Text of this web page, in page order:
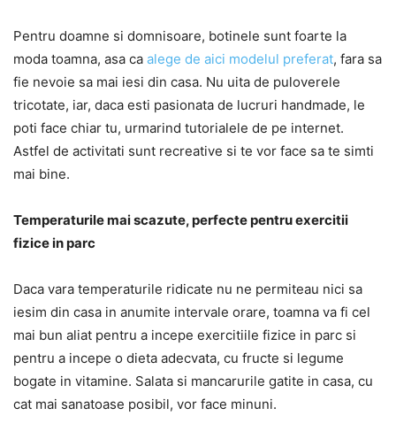
Pentru doamne si domnisoare, botinele sunt foarte la
moda toamna, asa ca alege de aici modelul preferat, fara sa
fie nevoie sa mai iesi din casa. Nu uita de puloverele
tricotate, iar, daca esti pasionata de lucruri handmade, le
poti face chiar tu, urmarind tutorialele de pe internet.
Astfel de activitati sunt recreative si te vor face sa te simti
mai bine.
Temperaturile mai scazute, perfecte pentru exercitii
fizice in parc
Daca vara temperaturile ridicate nu ne permiteau nici sa
iesim din casa in anumite intervale orare, toamna va fi cel
mai bun aliat pentru a incepe exercitiile fizice in parc si
pentru a incepe o dieta adecvata, cu fructe si legume
bogate in vitamine. Salata si mancarurile gatite in casa, cu
cat mai sanatoase posibil, vor face minuni.